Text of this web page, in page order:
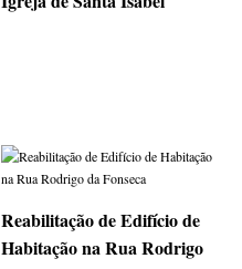
Reabilitação de Edifício de
Habitação na Rua Rodrigo